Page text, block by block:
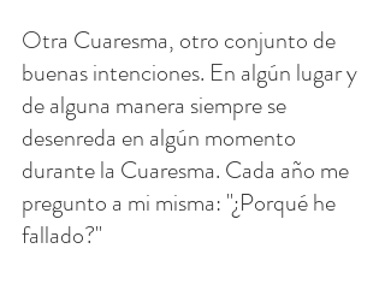
Otra Cuaresma, otro conjunto de
buenas intenciones. En algún lugar y
de alguna manera siempre se
desenreda en algún momento
durante la Cuaresma. Cada año me
pregunto a mi misma: "¿Porqué he
fallado?"